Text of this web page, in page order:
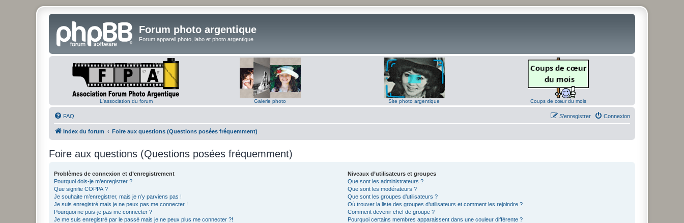
Forum photo argentique
Forum appareil photo, labo et photo argentique
L'association du forum Galerie photo Site photo argentique Coups de cœur du mois
FAQ Connexion
S’enregistrer
Index du forum Foire aux questions (Questions posées fréquemment)
Foire aux questions (Questions posées fréquemment)
Problèmes de connexion et d’enregistrement
Pourquoi dois-je m’enregistrer ?
Que signifie COPPA ?
Je souhaite m’enregistrer, mais je n’y parviens pas !
Je suis enregistré mais je ne peux pas me connecter !
Pourquoi ne puis-je pas me connecter ?
Je me suis enregistré par le passé mais je ne peux plus me connecter ?!
Niveaux d’utilisateurs et groupes
Que sont les administrateurs ?
Que sont les modérateurs ?
Que sont les groupes d’utilisateurs ?
Où trouver la liste des groupes d’utilisateurs et comment les rejoindre ?
Comment devenir chef de groupe ?
Pourquoi certains membres apparaissent dans une couleur différente ?